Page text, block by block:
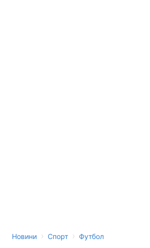
Новини › Спорт › Футбол